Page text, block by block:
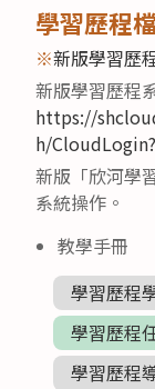
學習歷程
※新版學習歷
新版學習歷程
https://
h/
新版「欣河學
系統操作。
教學手冊
學習歷程
學習歷程
學習歷程